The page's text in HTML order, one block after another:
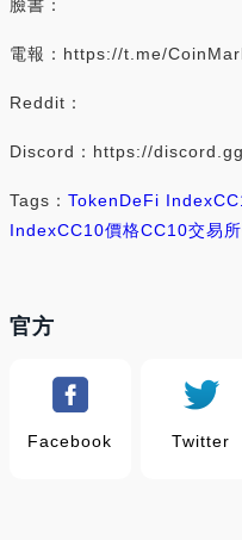
臉書：
電報：https://t.me/
Reddit：
Discord：https://
Tags： TokenDeFi Index
IndexCC10價格CC10交易所
官方
Facebook Twitter